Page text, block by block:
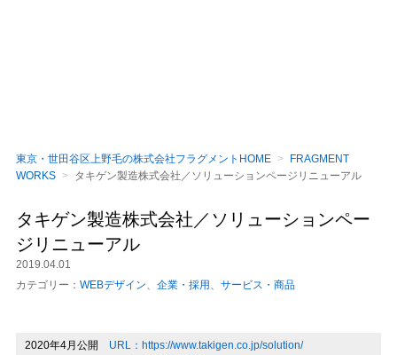
東京・世田谷区上野毛の株式会社フラグメントHOME
FRAGMENT
WORKS
タキゲン製造株式会社／ソリューションページリニューアル
タキゲン製造株式会社／ソリューションペー
ジリニューアル
2019.04.01
カテゴリー： WEBデザイン 企業・採用 サービス・商品
2020年4月公開 URL：https://www.takigen.co.jp/solution/